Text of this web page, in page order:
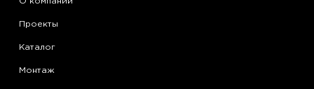
Проекты
Каталог
Монтаж